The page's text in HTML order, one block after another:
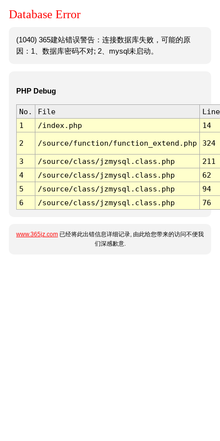
Database Error
(1040) 365建站错误警告：连接数据库失败，可能的原
因：1、数据库密码不对; 2、mysql未启动。
PHP Debug
No. File
Line
1
/index.php 14
2 /source/function/function_extend.php 324
3 /source/class/jzmysql.class.php
211
4
/source/class/jzmysql.class.php
62
5
/source/class/jzmysql.class.php
94
6
/source/class/jzmysql.class.php 76
www.365jz.com 已经将此出错信息详细记录, 由此给您带来的访问不便我
们深感歉意.